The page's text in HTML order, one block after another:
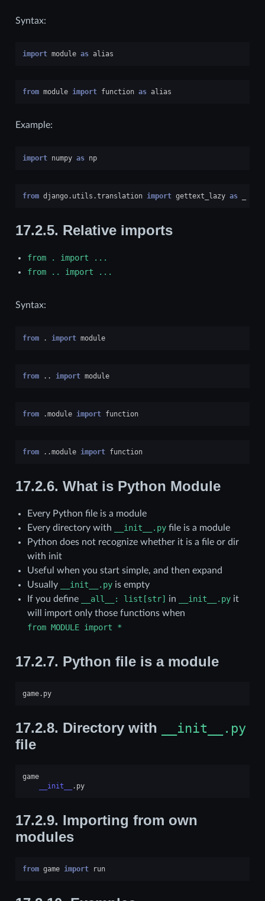
Syntax:
import module as alias
from module import function as alias
Example:
import numpy as np
from django.utils.translation import gettext_lazy as
17.2.5. Relative imports
from . import
...
from
.. import ...
Syntax:
from . import module
from .. import module
from .module import function
from ..module import function
17.2.6. What is Python Module
Every Python file is a module
Every directory with
__init__.pyfile is a module
Python does not recognize whether it is a file or dir
with init
Useful when you start simple, and then expand
Usually
__init__.pyis empty
If you define
__all__: list[str] in __init__.pyit
will import only those functions when
from MODULE import *
17.2.7. Python file is a module
game. py
17.2.8. Directory with __init__.py
file
game
__init__
. py
17.2.9. Importing from own
modules
from game import run